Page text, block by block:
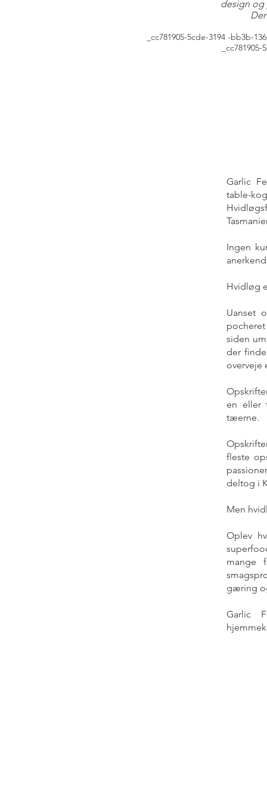
design og
_cc781905-5cde-3194 -bb3b-
Garlic
table-
Ingen
Hvidløg
Uanset
siden
der
overveje
en eller
tæerne.
fleste
deltog i
Men
Oplev
mange
gæring
Garlic